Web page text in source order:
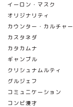
イーロン・マスク
オリジナリティ
カウンター・カルチャー
カスタネダ
カタカムナ
ギャンブル
クリシュナムルティ
グルジェフ
コミュニケーション
コンビ漫才